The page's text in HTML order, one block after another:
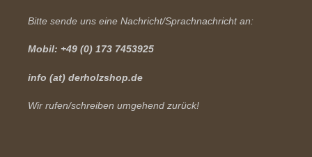
Bitte sende uns eine Nachricht/Sprachnachricht an:
Mobil: +49 (0) 173 7453925
info (at) derholzshop.de
Wir rufen/schreiben umgehend zurück!